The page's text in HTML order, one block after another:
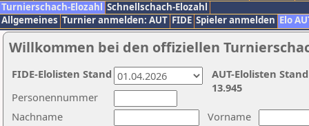
Turnierschach-Elozahl Schnellschach-Elozahl
Allgemeines Turnier anmelden: AUT FIDE Spieler anmelden Elo
Willkommen bei den offiziellen
Nachname
Vorname
Personennummer
AUT-Elolisten
13.945
FIDE-Elolisten Stand